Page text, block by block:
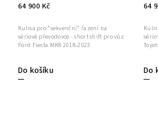
64 900 Kč
Do košíku
Kulisa pro "sekvenční" řazení na
sériové převodovce - short shift pro vůz
Ford Fiesta MK8 2018-2023
64
Do